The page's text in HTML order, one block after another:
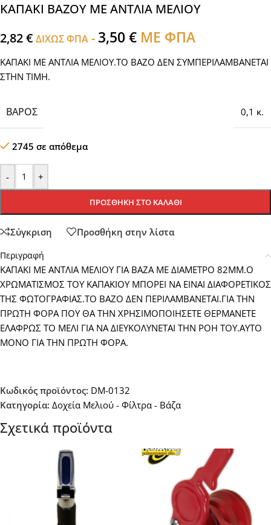
ΚΑΠΑΚΙ ΒΑΖΟΥ ΜΕ ΑΝΤΛΙΑ ΜΕΛΙΟΥ
2,82€ ΔΙΧΩΣ ΦΠΑ - 3,50€ ΜΕ ΦΠΑ
ΚΑΠΑΚΙ ΜΕ ΑΝΤΛΙΑ ΜΕΛΙΟΥ.ΤΟ ΒΑΖΟ ΔΕΝ ΣΥΜΠΕΡΙΛΑΜΒΑΝΕΤΑΙ
ΣΤΗΝ ΤΙΜΗ.
ΒΆΡΟΣ 0,1 κ.
2745 σε απόθεμα
- +
ΠΡΟΣΘΉΚΗ ΣΤΟ ΚΑΛΆΘΙ
Σύγκριση Προσθήκη στην λίστα
Περιγραφή
ΚΑΠΑΚΙ ΜΕ ΑΝΤΛΙΑ ΜΕΛΙΟΥ ΓΙΑ ΒΑΖΑ ΜΕ ΔΙΑΜΕΤΡΟ 82ΜΜ.Ο
ΧΡΩΜΑΤΙΣΜΟΣ ΤΟΥ ΚΑΠΑΚΙΟΥ ΜΠΟΡΕΙ ΝΑ ΕΙΝΑΙ ΔΙΑΦΟΡΕΤΙΚΟΣ
ΤΗΣ ΦΩΤΟΓΡΑΦΙΑΣ.ΤΟ ΒΑΖΟ ΔΕΝ ΠΕΡΙΛΑΜΒΑΝΕΤΑΙ.ΓΙΑ ΤΗΝ
ΠΡΩΤΗ ΦΟΡΑ ΠΟΥ ΘΑ ΤΗΝ ΧΡΗΣΙΜΟΠΟΙΗΣΕΤΕ ΘΕΡΜΑΝΕΤΕ
ΕΛΑΦΡΩΣ ΤΟ ΜΕΛΙ ΓΙΑ ΝΑ ΔΙΕΥΚΟΛΥΝΕΤΑΙ ΤΗΝ ΡΟΗ ΤΟΥ.ΑΥΤΟ
ΜΟΝΟ ΓΙΑ ΤΗΝ ΠΡΩΤΗ ΦΟΡΑ.
Κωδικός προϊόντος: DM-0132
Κατηγορία: Δοχεία Μελιού - Φίλτρα - Βάζα
Σχετικά προϊόντα